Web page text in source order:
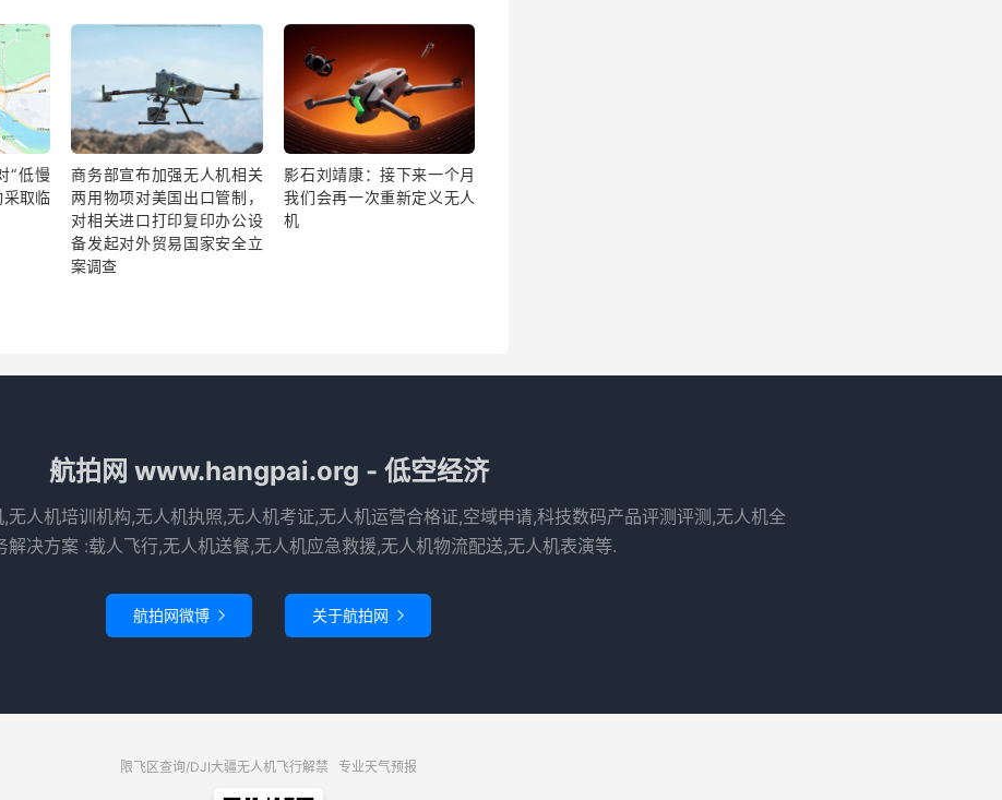
“低慢
采取临
商务部宣布加强无人机相关
两用物项对美国出口管制，
对相关进口打印复印办公设
备发起对外贸易国家安全立
案调查
影石刘靖康：接下来一个月
我们会再一次重新定义无人
机
航拍网 www.hangpai.org - 低空经济
人机培训机构,无人机执照,无人机考证,无人机运营合格证,空域申请,科技数码产品评测评测,无人机全
解决方案 :载人飞行,无人机送餐,无人机应急救援,无人机物流配送,无人机表演等.
航拍网微博  关于航拍网 
限飞区查询/DJI大疆无人机飞行解禁 专业天气预报